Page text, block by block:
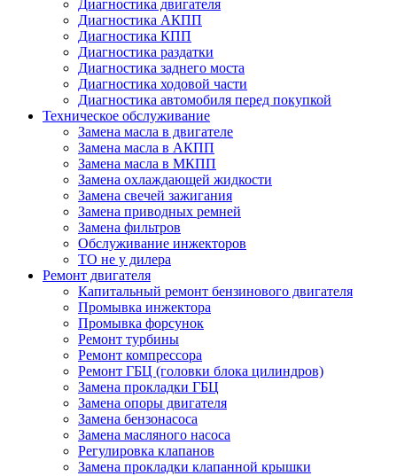
Диагностика двигателя
Диагностика АКПП
Диагностика КПП
Диагностика раздатки
Диагностика заднего моста
Диагностика ходовой части
Диагностика автомобиля перед покупкой
Техническое обслуживание
Замена масла в двигателе
Замена масла в АКПП
Замена масла в МКПП
Замена охлаждающей жидкости
Замена свечей зажигания
Замена приводных ремней
Замена фильтров
Обслуживание инжекторов
ТО не у дилера
Ремонт двигателя
Капитальный ремонт бензинового двигателя
Промывка инжектора
Промывка форсунок
Ремонт турбины
Ремонт компрессора
Ремонт ГБЦ (головки блока цилиндров)
Замена прокладки ГБЦ
Замена опоры двигателя
Замена бензонасоса
Замена масляного насоса
Регулировка клапанов
Замена прокладки клапанной крышки